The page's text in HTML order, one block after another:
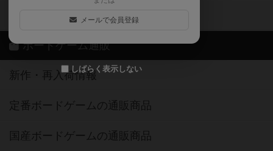
メールで会員登録
しばらく表示しない
ボドゲーマご利用案内
ボードゲーム通販
新作・再入荷情報
定番ボードゲームの通販商品
国産ボードゲームの通販商品